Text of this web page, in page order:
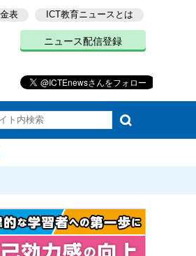
表 ICT教育ニュースとは
ニュース配信登録